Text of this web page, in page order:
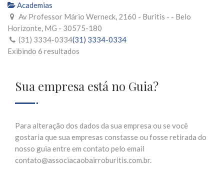
Academias
Av Professor Mário Werneck, 2160 - Buritis - - Belo
Horizonte, MG - 30575-180
(31) 3334-0334(31) 3334-0334
Exibindo 6 resultados
Sua empresa está no Guia?
Para alteração dos dados da sua empresa ou se você
gostaria que sua empresas constasse ou fosse retirada do
nosso guia entre em contato pelo email
contato@associacaobairroburitis.com.br.